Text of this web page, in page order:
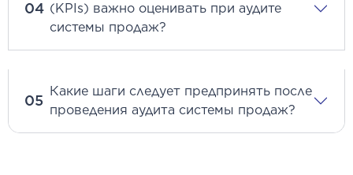
04 (KPIs) важно оценивать при аудите
системы продаж?
05
Какие шаги следует предпринять после
проведения аудита системы продаж?